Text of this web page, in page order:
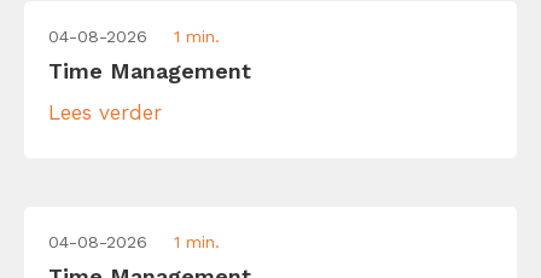
04-08-2026 1 min.
Time Management
Lees verder
04-08-2026 1 min.